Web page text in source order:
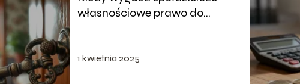
własnościowe prawo do
1 kwietnia 2025